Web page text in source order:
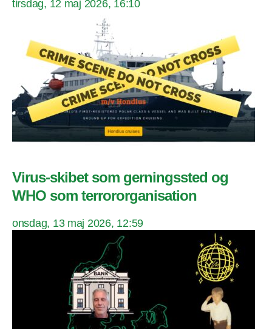
tirsdag, 12 maj 2026, 16:10
Virus-skibet som gerningssted og
WHO som terrororganisation
onsdag, 13 maj 2026, 12:59